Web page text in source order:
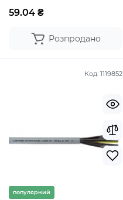
59.04 ₴
Розпродано
Код: 1119852
популярний